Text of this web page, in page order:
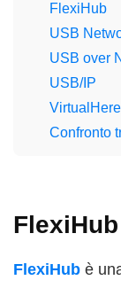
FlexiHub
USB
USB over
USB/IP
VirtualHere
Confronto
FlexiHub
FlexiHub è